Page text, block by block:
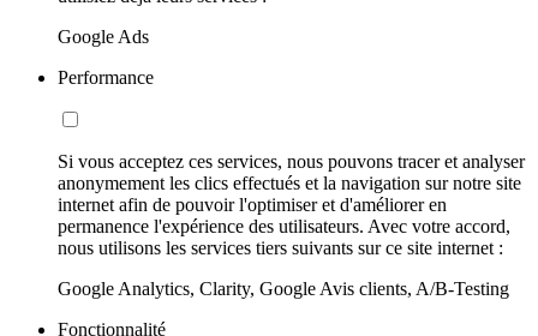
Google Ads
Performance
Si vous acceptez ces services, nous pouvons tracer et analyser
anonymement les clics effectués et la navigation sur notre site
internet afin de pouvoir l'optimiser et d'améliorer en
permanence l'expérience des utilisateurs. Avec votre accord,
nous utilisons les services tiers suivants sur ce site internet :
Google Analytics, Clarity, Google Avis clients, A/B-Testing
Fonctionnalité